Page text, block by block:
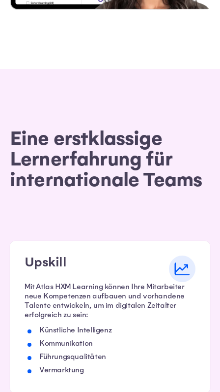
Eine erstklassige
Lernerfahrung für
internationale Teams
Upskill
Mit Atlas HXM Learning können Ihre Mitarbeiter
neue Kompetenzen aufbauen und vorhandene
Talente entwickeln, um im digitalen Zeitalter
erfolgreich zu sein:
Künstliche Intelligenz
Kommunikation
Führungsqualitäten
Vermarktung